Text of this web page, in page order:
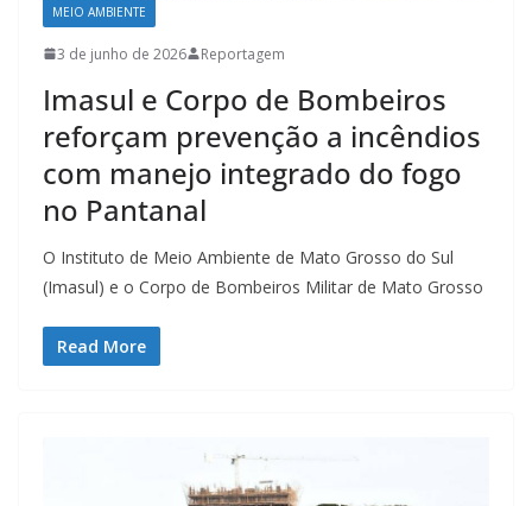
MEIO AMBIENTE
3 de junho de 2026 Reportagem
Imasul e Corpo de Bombeiros
reforçam prevenção a incêndios
com manejo integrado do fogo
no Pantanal
O Instituto de Meio Ambiente de Mato Grosso do Sul
(Imasul) e o Corpo de Bombeiros Militar de Mato Grosso
Read More